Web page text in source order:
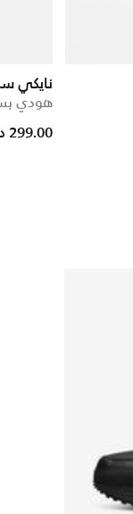
نايكي
هودي
from
299.00 درهم